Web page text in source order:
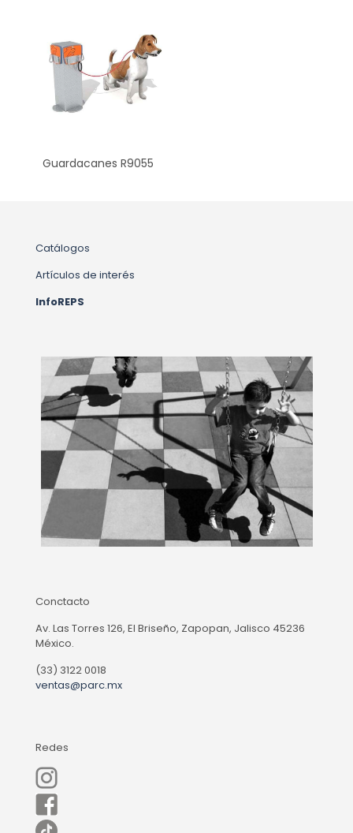
Guardacanes R9055
Catálogos
Artículos de interés
InfoREPS
Conctacto
Av. Las Torres 126, El Briseño, Zapopan, Jalisco 45236
México.
(33) 3122 0018
ventas@parc.mx
Redes